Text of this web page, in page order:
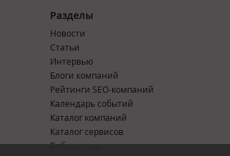
Разделы
Новости
Статьи
Интервью
Блоги компаний
Рейтинги SEO-компаний
Календарь событий
Каталог компаний
Каталог сервисов
Библиотека